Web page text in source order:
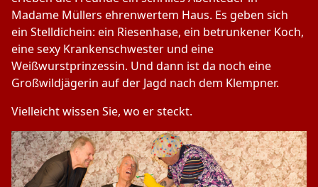
Madame Müllers ehrenwertem Haus. Es geben sich
ein Stelldichein: ein Riesenhase, ein betrunkener Koch,
eine sexy Krankenschwester und eine
Weißwurstprinzessin. Und dann ist da noch eine
Großwildjägerin auf der Jagd nach dem Klempner.
Vielleicht wissen Sie, wo er steckt.